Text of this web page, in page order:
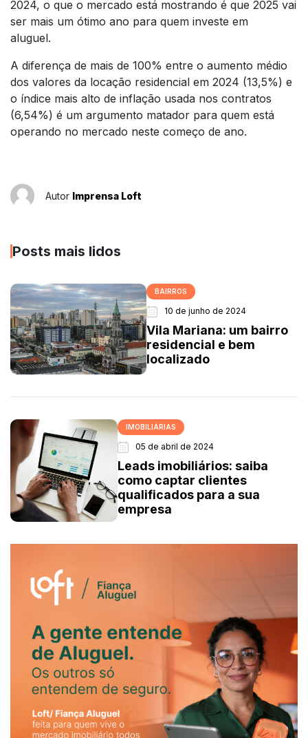
2024, o que o mercado está mostrando é que 2025 vai
ser mais um ótimo ano para quem investe em
aluguel.
A diferença de mais de 100% entre o aumento médio
dos valores da locação residencial em 2024 (13,5%) e
o índice mais alto de inflação usada nos contratos
(6,54%) é um argumento matador para quem está
operando no mercado neste começo de ano.
Autor Imprensa Loft
Posts mais lidos
BAIRROS
10 de junho de 2024
Vila Mariana: um bairro
residencial e bem
localizado
IMOBILIÁRIAS
05 de abril de 2024
Leads imobiliários: saiba
como captar clientes
qualificados para a sua
empresa